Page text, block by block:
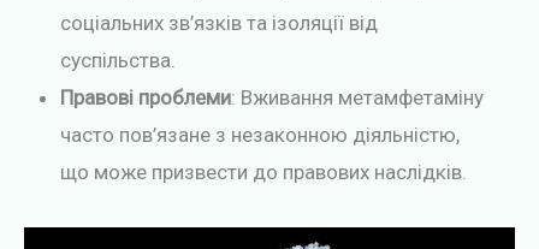
соціальних зв’язків та ізоляції від
суспільства.
Правові проблеми: Вживання метамфетаміну
часто пов’язане з незаконною діяльністю,
що може призвести до правових наслідків.